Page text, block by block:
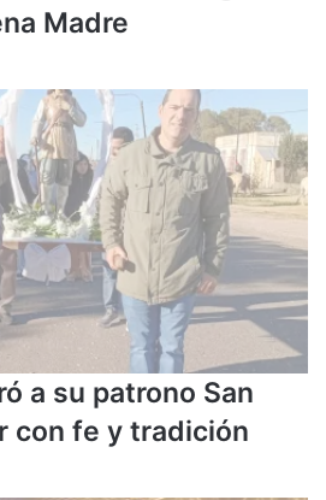
Madre
a su patrono San
con fe y tradición